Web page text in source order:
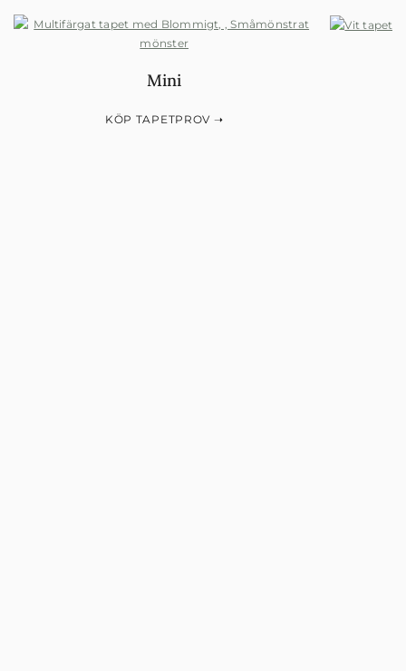
Mini
KÖP TAPETPROV ➝